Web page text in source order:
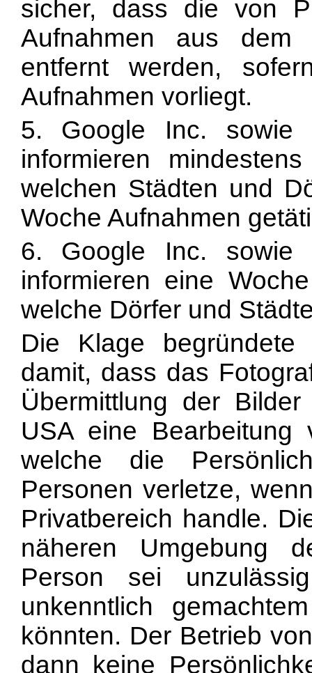
sicher, dass die von
Aufnahmen aus dem
entfernt werden,
Aufnahmen vorliegt.
5. Google Inc. sowie
informieren
welchen Städten und
Woche Aufnahmen
6. Google Inc. sowie
informieren eine
welche Dörfer und
Die Klage
damit, dass das
Übermittlung der
USA eine Bearbeitung
welche die
Personen verletze,
Privatbereich handle.
näheren Umgebung
Person sei
unkenntlich
könnten. Der Betrieb
dann keine